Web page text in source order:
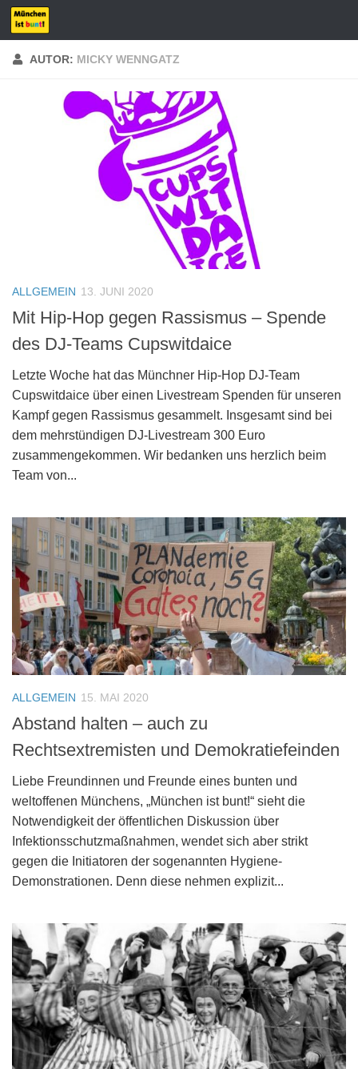
Zum Inhalt springen
AUTOR: MICKY WENNGATZ
ALLGEMEIN 13. JUNI 2020
Mit Hip-Hop gegen Rassismus – Spende
des DJ-Teams Cupswitdaice
Letzte Woche hat das Münchner Hip-Hop DJ-Team
Cupswitdaice über einen Livestream Spenden für unseren
Kampf gegen Rassismus gesammelt. Insgesamt sind bei
dem mehrstündigen DJ-Livestream 300 Euro
zusammengekommen. Wir bedanken uns herzlich beim
Team von...
ALLGEMEIN 15. MAI 2020
Abstand halten – auch zu
Rechtsextremisten und Demokratiefeinden
Liebe Freundinnen und Freunde eines bunten und
weltoffenen Münchens, „München ist bunt!“ sieht die
Notwendigkeit der öffentlichen Diskussion über
Infektionsschutzmaßnahmen, wendet sich aber strikt
gegen die Initiatoren der sogenannten Hygiene-
Demonstrationen. Denn diese nehmen explizit...